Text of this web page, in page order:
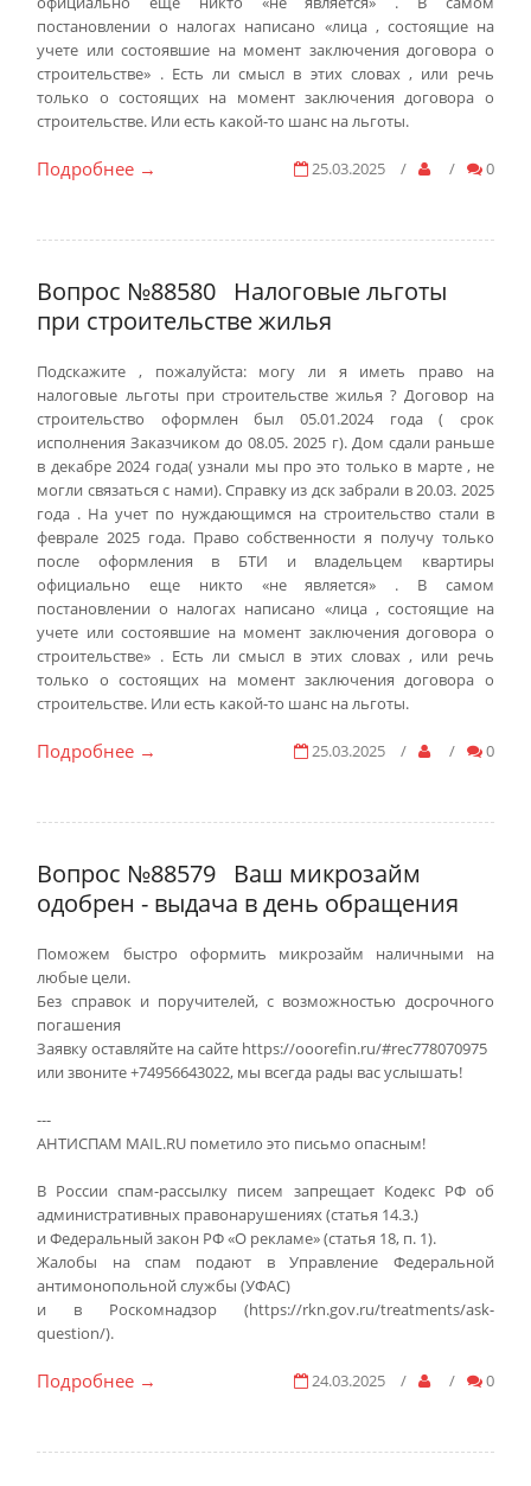
постановлении о налогах написано «лица , состоящие на
учете или состоявшие на момент заключения договора о
строительстве» . Есть ли смысл в этих словах , или речь
только о состоящих на момент заключения договора о
строительстве. Или есть какой-то шанс на льготы.
25.03.2025 / / 0
Подробнее →
Вопрос №88580
Налоговые льготы
при строительстве жилья
Подскажите , пожалуйста: могу ли я иметь право на
налоговые льготы при строительстве жилья ? Договор на
строительство оформлен был 05.01.2024 года ( срок
исполнения Заказчиком до 08.05. 2025 г). Дом сдали раньше
в декабре 2024 года( узнали мы про это только в марте , не
могли связаться с нами). Справку из дск забрали в 20.03. 2025
года . На учет по нуждающимся на строительство стали в
феврале 2025 года. Право собственности я получу только
после оформления в БТИ и владельцем квартиры
официально еще никто «не является» . В самом
постановлении о налогах написано «лица , состоящие на
учете или состоявшие на момент заключения договора о
строительстве» . Есть ли смысл в этих словах , или речь
только о состоящих на момент заключения договора о
строительстве. Или есть какой-то шанс на льготы.
25.03.2025 / / 0
Подробнее →
Вопрос №88579
Ваш микрозайм
одобрен - выдача в день обращения
Поможем быстро оформить микрозайм наличными на
любые цели.
Без справок и поручителей, с возможностью досрочного
погашения
Заявку оставляйте на сайте https://ooorefin.ru/#rec778070975
или звоните +74956643022, мы всегда рады вас услышать!
---
АНТИСПАМ MAIL.RU пометило это письмо опасным!
В России спам-рассылку писем запрещает Кодекс РФ об
административных правонарушениях (статья 14.3.)
и Федеральный закон РФ «О рекламе» (статья 18, п. 1).
Жалобы на спам подают в Управление Федеральной
антимонопольной службы (УФАС)
и в Роскомнадзор (https://rkn.gov.ru/treatments/ask-
question/).
24.03.2025 / / 0
Подробнее →